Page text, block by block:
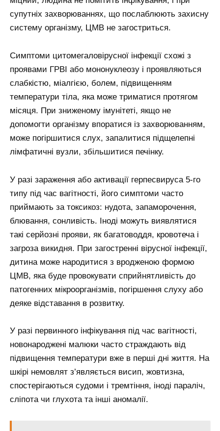
супутніх захворюваннях, що послаблюють захисну
систему організму, ЦМВ не загостриться.
Симптоми цитомегаловірусної інфекції схожі з
проявами ГРВІ або мононуклеозу і проявляються
слабкістю, міалгією, болем, підвищенням
температури тіла, яка може триматися протягом
місяця. При зниженому імунітеті, якщо не
допомогти організму впоратися із захворюванням,
може погіршитися слух, запалитися підщелепні
лімфатичні вузли, збільшитися печінку.
У разі зараження або активації герпесвируса 5-го
типу під час вагітності, його симптоми часто
приймають за токсикоз: нудота, запаморочення,
блювання, сонливість. Іноді можуть виявлятися
такі серйозні прояви, як багатоводдя, кровотеча і
загроза викидня. При загостренні вірусної інфекції,
дитина може народитися з вродженою формою
ЦМВ, яка буде провокувати сприйнятливість до
патогенних мікроорганізмів, погіршення слуху або
деяке відставання в розвитку.
У разі первинного інфікування під час вагітності,
новонароджені малюки часто страждають від
підвищення температури вже в перші дні життя. На
шкірі немовлят з’являється висип, жовтизна,
спостерігаються судоми і тремтіння, іноді параліч,
сліпота чи глухота та інші аномалії.